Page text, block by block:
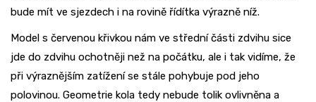
bude mít ve sjezdech i na rovině řídítka výrazně níž.
Model s červenou křivkou nám ve střední části zdvihu sice
jde do zdvihu ochotněji než na počátku, ale i tak vidíme, že
při výraznějším zatížení se stále pohybuje pod jeho
polovinou. Geometrie kola tedy nebude tolik ovlivněna a